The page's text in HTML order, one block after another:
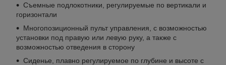
Съемные подлокотники, регулируемые по вертикали и
горизонтали
Многопозиционный пульт управления, с возможностью
установки под правую или левую руку, а также с
возможностью отведения в сторону
Сиденье, плавно регулируемое по глубине и высоте с